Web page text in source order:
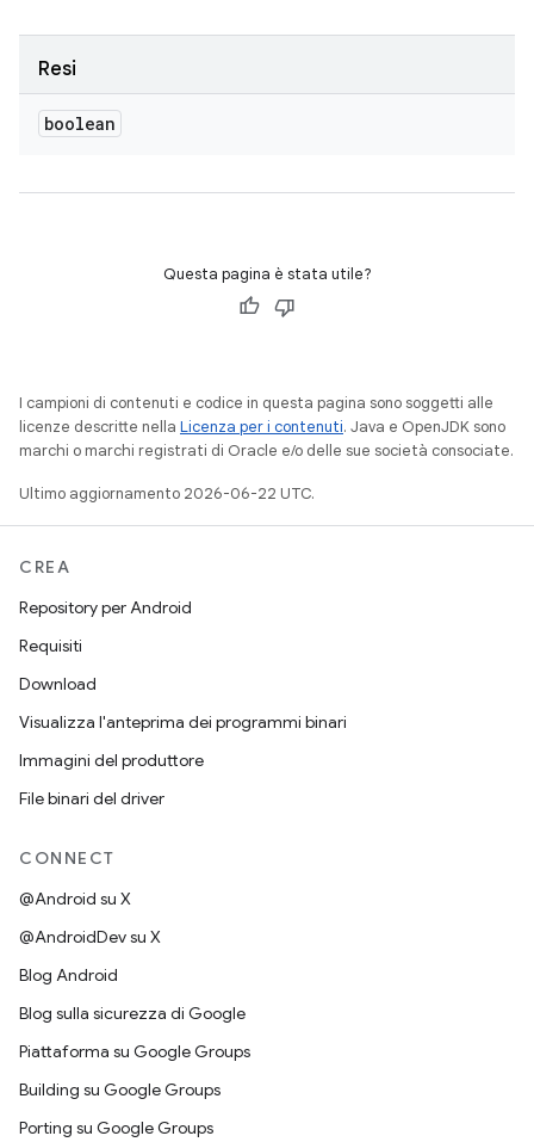
Resi
boolean
Questa pagina è stata utile?
I campioni di contenuti e codice in questa pagina sono soggetti alle
licenze descritte nella Licenza per i contenuti. Java e OpenJDK sono
marchi o marchi registrati di Oracle e/o delle sue società consociate.
Ultimo aggiornamento 2026-06-22 UTC.
CREA
Repository per Android
Requisiti
Download
Visualizza l'anteprima dei programmi binari
Immagini del produttore
File binari del driver
CONNECT
@Android su X
@AndroidDev su X
Blog Android
Blog sulla sicurezza di Google
Piattaforma su Google Groups
Building su Google Groups
Porting su Google Groups